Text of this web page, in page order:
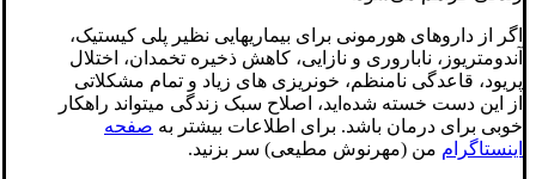
اگر از داروهای هورمونی برای بیماریهایی نظیر پلی کیستیک،
آندومتریوز، ناباروری و نازایی، کاهش ذخیره تخمدان، اختلال
پریود، قاعدگی نامنظم، خونریزی های زیاد و تمام مشکلاتی
از این دست خسته شده‌اید، اصلاح سبک زندگی میتواند راهکار
خوبی برای درمان باشد. برای اطلاعات بیشتر به صفحه
اینستاگرام من (مهرنوش مطیعی) سر بزنید.